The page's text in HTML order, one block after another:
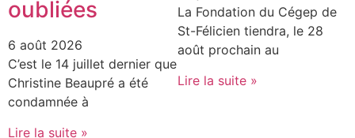
oubliées
6 août 2026
C’est le 14 juillet dernier que
Christine Beaupré a été
condamnée à
Lire la suite »
La Fondation du Cégep de
St-Félicien tiendra, le 28
août prochain au
Lire la suite »